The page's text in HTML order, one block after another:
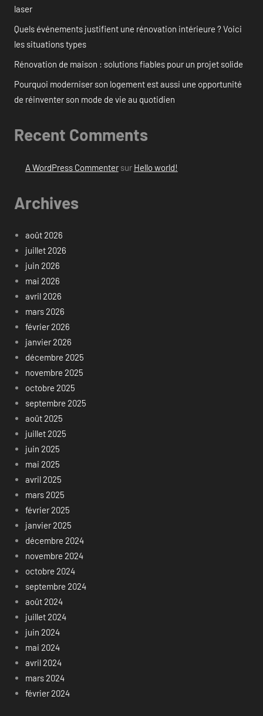
laser
Quels événements justifient une rénovation intérieure ? Voici
les situations types
Rénovation de maison : solutions fiables pour un projet solide
Pourquoi moderniser son logement est aussi une opportunité
de réinventer son mode de vie au quotidien
Recent Comments
A WordPress Commentersur Hello world!
Archives
août 2026
juillet 2026
juin 2026
mai 2026
avril 2026
mars 2026
février 2026
janvier 2026
décembre 2025
novembre 2025
octobre 2025
septembre 2025
août 2025
juillet 2025
juin 2025
mai 2025
avril 2025
mars 2025
février 2025
janvier 2025
décembre 2024
novembre 2024
octobre 2024
septembre 2024
août 2024
juillet 2024
juin 2024
mai 2024
avril 2024
mars 2024
février 2024